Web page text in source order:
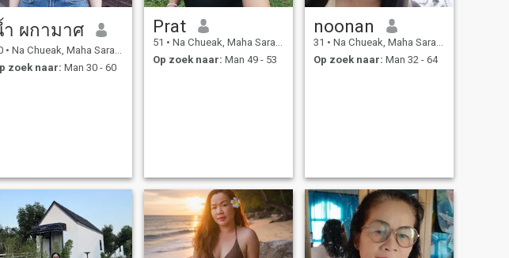
ผกามาศ
• Na Chueak, Maha Sarakham, Thailand
zoek naar: Man 30 - 60
Prat
51 • Na Chueak, Maha Sarakham, Thailand
Op zoek naar: Man 49 - 53
noonan
31 • Na Chueak, Maha Sarakham, Thailand
Op zoek naar: Man 32 - 64